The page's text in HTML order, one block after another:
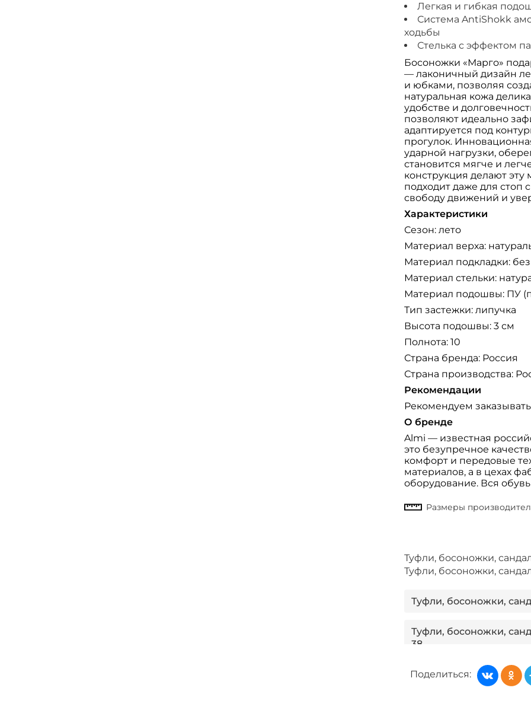
Легкая и гибкая
Система AntiShokk
ходьбы
Стелька с эффектом
Босоножки «Марго»
— лаконичный дизайн
и юбками, позволяя
натуральная кожа
удобстве и
позволяют идеально
адаптируется под
прогулок.
ударной нагрузки,
становится мягче и
конструкция делают
подходит даже для стоп
свободу движений и
Характеристики
Сезон: лето
Материал верха:
Материал подкладки:
Материал стельки:
Материал подошвы: ПУ
Тип застежки: липучка
Высота подошвы: 3 см
Полнота: 10
Страна бренда: Россия
Страна производства:
Рекомендации
Рекомендуем
О бренде
Almi — известная
это безупречное
комфорт и передовые
материалов, а в цехах
оборудование. Вся
Туфли, босоножки,
Туфли, босоножки,
Туфли, босоножки,
Туфли, босоножки,
38
Туфли, босоножки,
Поделиться: